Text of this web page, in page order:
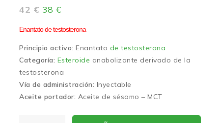
42€ 38 €
Enantato de testosterona
Principio activo: Enantato de testosterona
Categoría: Esteroide anabolizante derivado de la
testosterona
Vía de administración: Inyectable
Aceite portador: Aceite de sésamo – MCT